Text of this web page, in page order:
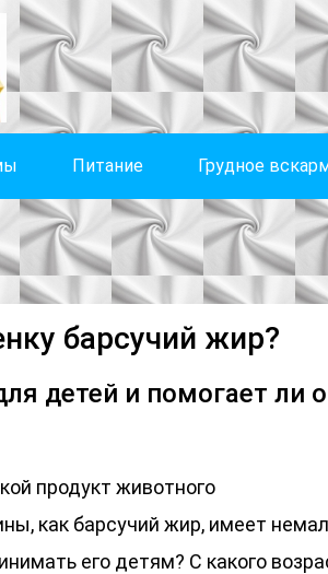
Питание Грудное
барсучий жир?
детей и помогает ли
продукт животного
как барсучий жир, имеет
его детям? С какого